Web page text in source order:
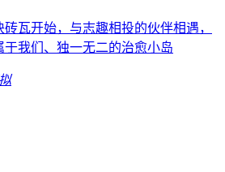
瓦开始，与志趣相投的伙伴相遇，
于我们、独一无二的治愈小岛